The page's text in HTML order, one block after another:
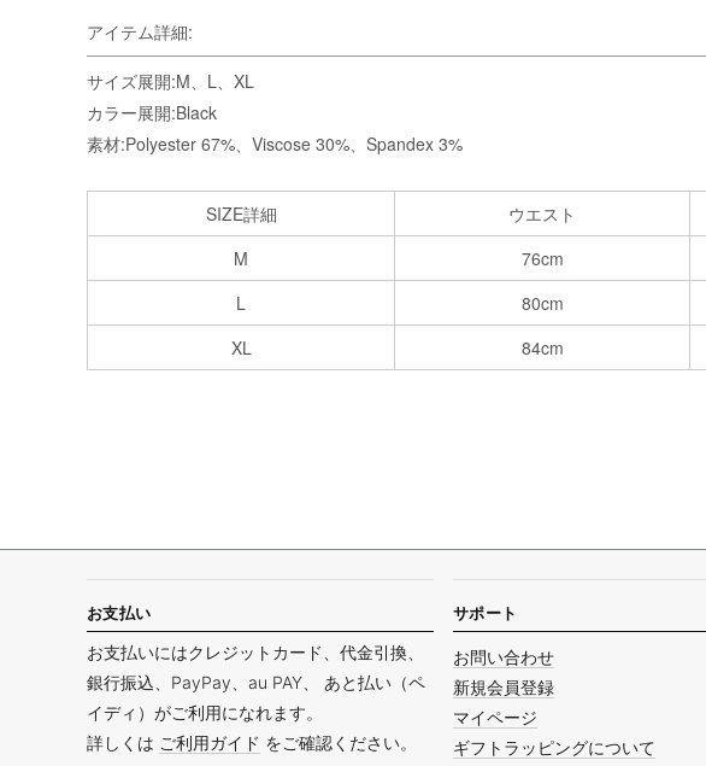
アイテム詳細:
サイズ展開:M、L、XL
カラー展開:Black
素材:Polyester 67%、Viscose 30%、Spandex 3%
SIZE詳細 ウエスト
M
76cm
L
80cm
XL
84cm
お支払い
お支払いにはクレジットカード、代金引換、
銀行振込、PayPay、au PAY、 あと払い（ペ
イディ）がご利用になれます。
詳しくは ご利用ガイド をご確認ください。
サポート
お問い合わせ
新規会員登録
マイページ
ギフトラッピングについて